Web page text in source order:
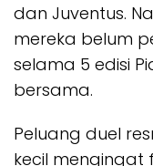
dan Juventus.
mereka belum
selama 5 edisi
bersama.
Peluang duel
kecil